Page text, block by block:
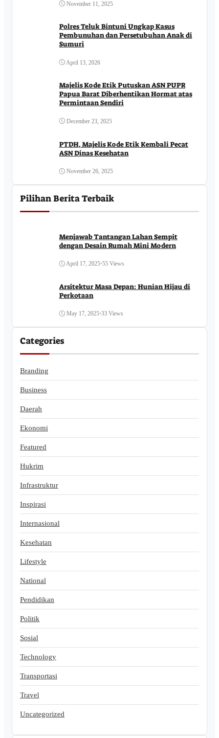
November 11, 2025
Polres Teluk Bintuni Ungkap Kasus
Pembunuhan dan Persetubuhan Anak di
Sumuri
April 13, 2026
Majelis Kode Etik Putuskan ASN PUPR
Papua Barat Diberhentikan Hormat atas
Permintaan Sendiri
December 23, 2025
PTDH, Majelis Kode Etik Kembali Pecat
ASN Dinas Kesehatan
November 26, 2025
Pilihan Berita Terbaik
Menjawab Tantangan Lahan Sempit
dengan Desain Rumah Mini Modern
April 17, 2025•55 Views
Arsitektur Masa Depan: Hunian Hijau di
Perkotaan
May 17, 2025•33 Views
Categories
Branding
Business
Daerah
Ekonomi
Featured
Hukrim
Infrastruktur
Inspirasi
Internasional
Kesehatan
Lifestyle
National
Pendidikan
Politik
Sosial
Technology
Transportasi
Travel
Uncategorized